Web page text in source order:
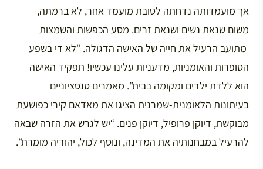
אך מועמדותה נדחתה לטובת מועמד אחר, לא ברמתה,
משום שנאת נשים ושנאת זרים. מסע הכפשות והשמצות
מתועב הרעיל את חייה של האישה הדגולה. “לא די בשפע
הסופרות והאומניות, מדעניות עלינו עכשיו! תפקיד האישה
הוא ללדת ילדים ומקומה בבית”. מאמרים סנסציוניים
בעיתונות הלאומנית-שמרנית הציגו את מאדאם קירי כפושעת
מבוקשת, דיוקן פרופיל, דיוקן פנים. “יש לגרש את הזרה שבאה
להרעיל במבחנותיה את המדינה, ונוסף לכול, יהודיה מומרת”.